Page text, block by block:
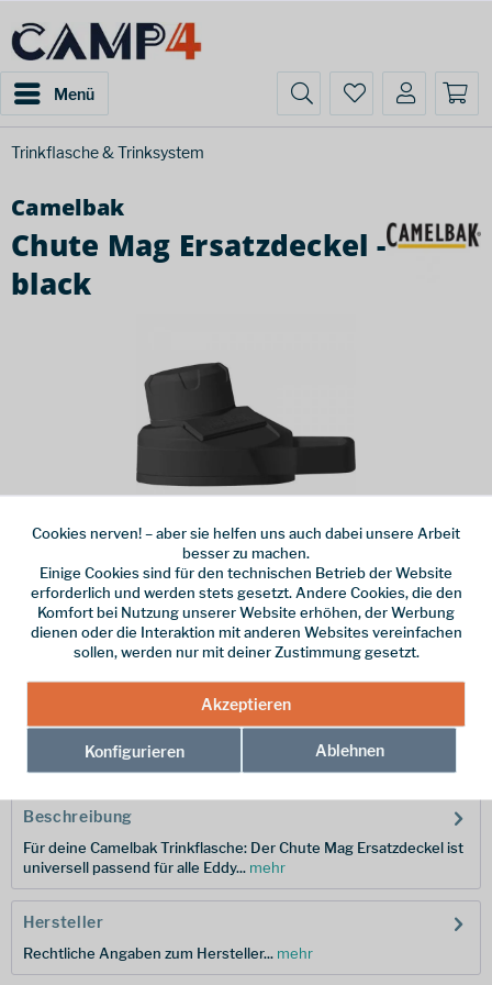
Menü
Trinkflasche & Trinksystem
Camelbak
Chute Mag Ersatzdeckel -
black
Dieser Artikel steht derzeit nicht zur Verfügung!
9,95 € *
zzgl. Versandkosten
Hersteller-Nr.:
Beschreibung
Für deine Camelbak Trinkflasche: Der Chute Mag Ersatzdeckel ist
universell passend für alle Eddy... mehr
Hersteller
Rechtliche Angaben zum Hersteller... mehr
Cookies nerven! – aber sie helfen uns auch dabei unsere Arbeit
besser zu machen.
Einige Cookies sind für den technischen Betrieb der Website
erforderlich und werden stets gesetzt. Andere Cookies, die den
Komfort bei Nutzung unserer Website erhöhen, der Werbung
dienen oder die Interaktion mit anderen Websites vereinfachen
sollen, werden nur mit deiner Zustimmung gesetzt.
Akzeptieren
Konfigurieren Ablehnen